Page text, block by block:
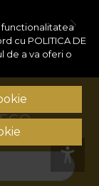
functionalitatea
cu POLITICA DE
de a va oferi o